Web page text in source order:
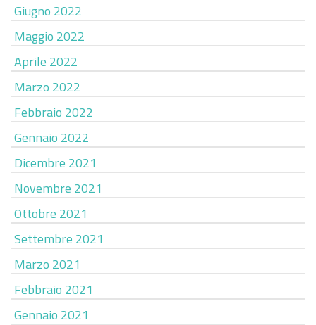
Giugno 2022
Maggio 2022
Aprile 2022
Marzo 2022
Febbraio 2022
Gennaio 2022
Dicembre 2021
Novembre 2021
Ottobre 2021
Settembre 2021
Marzo 2021
Febbraio 2021
Gennaio 2021